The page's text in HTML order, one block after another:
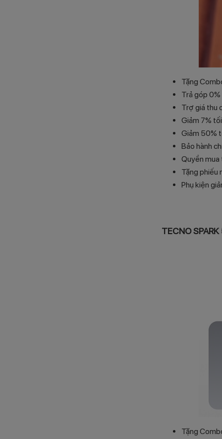
Tặng
Trả góp
Trợ giá thu
Giảm 7%
Giảm 50%
Bảo hành
Quyền
Tặng phiếu
Phụ kiện
TECNO
Tặng